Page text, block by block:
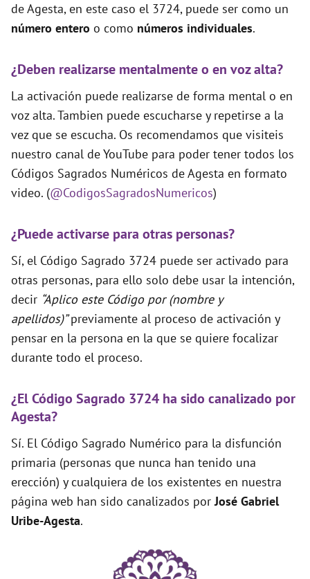
de Agesta, en este caso el 3724, puede ser como un
número entero o como números individuales.
¿Deben realizarse mentalmente o en voz alta?
La activación puede realizarse de forma mental o en
voz alta. Tambien puede escucharse y repetirse a la
vez que se escucha. Os recomendamos que visiteis
nuestro canal de YouTube para poder tener todos los
Códigos Sagrados Numéricos de Agesta en formato
video. (@CodigosSagradosNumericos)
¿Puede activarse para otras personas?
Sí, el Código Sagrado 3724 puede ser activado para
otras personas, para ello solo debe usar la intención,
decir “Aplico este Código por (nombre y
apellidos)”previamente al proceso de activación y
pensar en la persona en la que se quiere focalizar
durante todo el proceso.
¿El Código Sagrado 3724 ha sido canalizado por
Agesta?
Sí. El Código Sagrado Numérico para la disfunción
primaria (personas que nunca han tenido una
erección) y cualquiera de los existentes en nuestra
página web han sido canalizados porJosé Gabriel
Uribe-Agesta.